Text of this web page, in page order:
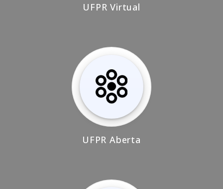
UFPR Virtual
UFPR Aberta